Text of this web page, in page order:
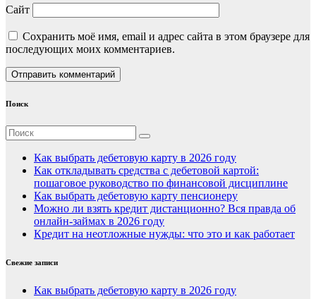
Сайт
Сохранить моё имя, email и адрес сайта в этом браузере для
последующих моих комментариев.
Поиск
Как выбрать дебетовую карту в 2026 году
Как откладывать средства с дебетовой картой:
пошаговое руководство по финансовой дисциплине
Как выбрать дебетовую карту пенсионеру
Можно ли взять кредит дистанционно? Вся правда об
онлайн-займах в 2026 году
Кредит на неотложные нужды: что это и как работает
Свежие записи
Как выбрать дебетовую карту в 2026 году